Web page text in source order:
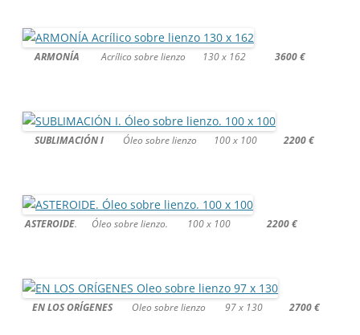
ARMONÍA Acrílico sobre lienzo 130 x 162 3600 €
SUBLIMACIÓN I Óleo sobre lienzo 100 x 1002200 €
ASTEROIDE. Óleo sobre lienzo. 100 x 100 2200 €
EN LOS ORÍGENES Oleo sobre lienzo 97 x 130 2700 €